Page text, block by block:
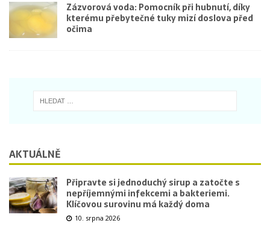
Zázvorová voda: Pomocník při hubnutí, díky
kterému přebytečné tuky mizí doslova před
očima
AKTUÁLNĚ
Připravte si jednoduchý sirup a zatočte s
nepříjemnými infekcemi a bakteriemi.
Klíčovou surovinu má každý doma
10. srpna 2026